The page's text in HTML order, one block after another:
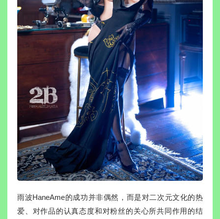
雨波HaneAme的成功并非偶然，而是对二次元文化的热
爱、对作品的认真态度和对粉丝的关心所共同作用的结